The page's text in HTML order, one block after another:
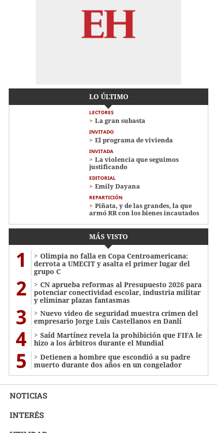
LO ÚLTIMO
LECTORES
La gran subasta
INVITADO
El programa de vivienda
INVITADA
La violencia que seguimos
justificando
EDITORIAL
Emily Dayana
REPARTICIÓN
Piñata, y de las grandes, la que
armó RR con los bienes incautados
MÁS VISTO
1
Olimpia no falla en Copa Centroamericana:
derrota a UMECIT y asalta el primer lugar del
grupo C
2
CN aprueba reformas al Presupuesto 2026 para
potenciar conectividad escolar, industria militar
y eliminar plazas fantasmas
3
Nuevo video de seguridad muestra crimen del
empresario Jorge Luis Castellanos en Danlí
4
Saíd Martínez revela la prohibición que FIFA le
hizo a los árbitros durante el Mundial
5
Detienen a hombre que escondió a su padre
muerto durante dos años en un congelador
NOTICIAS
INTERÉS